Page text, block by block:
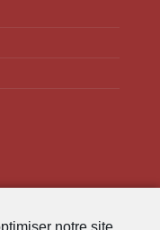
notre site